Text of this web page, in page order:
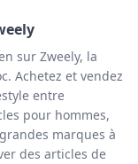
sur Zweely, la
Achetez et vendez
entre
pour hommes,
marques à
des articles de